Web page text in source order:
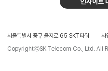
서울특별시 중구 을지로 65 SKT타워
사
CopyrightⓒSK Telecom Co., Ltd. All